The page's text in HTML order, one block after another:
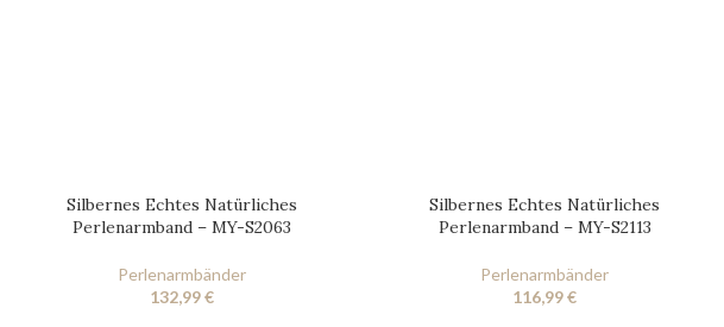
Silbernes Echtes Natürliches
Perlenarmband – MY-S2063
Perlenarmbänder
132,99€
Silbernes Echtes Natürliches
Perlenarmband – MY-S2113
Perlenarmbänder
116,99€